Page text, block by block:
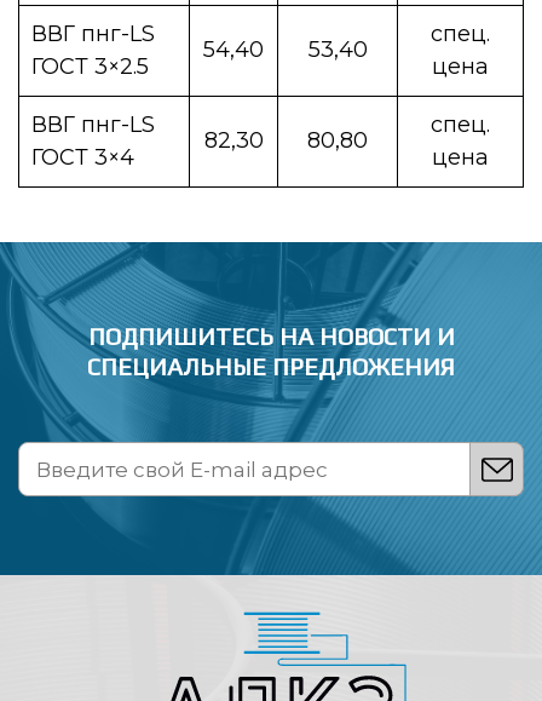
ВВГ пнг-LS
ГОСТ 3×2.5
54,40 53,40
спец.
цена
ВВГ пнг-LS
ГОСТ 3×4
82,30 80,80
спец.
цена
ПОДПИШИТЕСЬ НА НОВОСТИ И
СПЕЦИАЛЬНЫЕ ПРЕДЛОЖЕНИЯ